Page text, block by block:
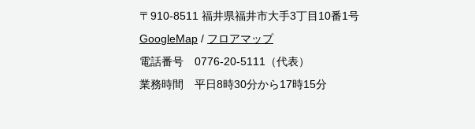
〒910-8511 福井県福井市大手3丁目10番1号
GoogleMap / フロアマップ
電話番号 0776-20-5111（代表）
業務時間 平日8時30分から17時15分